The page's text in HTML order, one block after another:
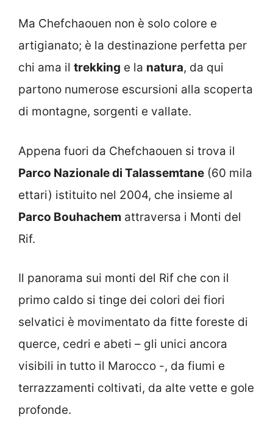
Ma Chefchaouen non è solo colore e
artigianato; è la destinazione perfetta per
chi ama il trekking e la natura, da qui
partono numerose escursioni alla scoperta
di montagne, sorgenti e vallate.
Appena fuori da Chefchaouen si trova il
Parco Nazionale di Talassemtane (60 mila
ettari) istituito nel 2004, che insieme al
Parco Bouhachem attraversa i Monti del
Rif.
Il panorama sui monti del Rif che con il
primo caldo si tinge dei colori dei fiori
selvatici è movimentato da fitte foreste di
querce, cedri e abeti – gli unici ancora
visibili in tutto il Marocco -, da fiumi e
terrazzamenti coltivati, da alte vette e gole
profonde.